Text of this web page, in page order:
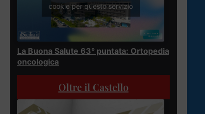
cookie per questo servizio
La Buona Salute 63° puntata: Ortopedia
oncologica
Oltre il Castello